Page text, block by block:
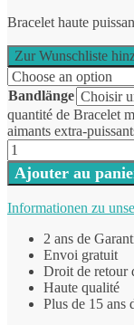
Bracelet haute
Zur Wunschliste
Bandlänge
quantité de Bracelet
aimants extra-
Ajouter au
Informationen zu
2 ans de
Envoi gratuit
Droit de retour
Haute qualité
Plus de 15 ans